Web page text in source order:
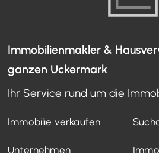
Immobilienmakler &
ganzen Uckermark
Ihr Service rund um die
Immobilie verkaufen
Unternehmen